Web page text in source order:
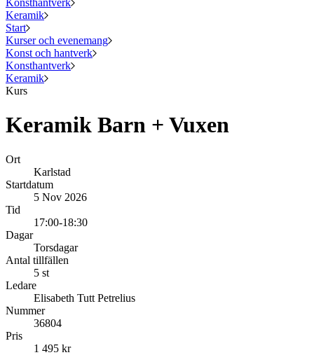
Konsthantverk
Keramik
Start
Kurser och evenemang
Konst och hantverk
Konsthantverk
Keramik
Kurs
Keramik Barn + Vuxen
Ort
Karlstad
Startdatum
5 Nov 2026
Tid
17:00-18:30
Dagar
Torsdagar
Antal tillfällen
5 st
Ledare
Elisabeth Tutt Petrelius
Nummer
36804
Pris
1 495 kr